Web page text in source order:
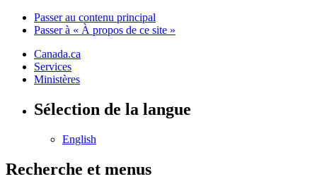
Passer au contenu principal
Passer à « À propos de ce site »
Canada.ca
Services
Ministères
Sélection de la langue
English
Recherche et menus